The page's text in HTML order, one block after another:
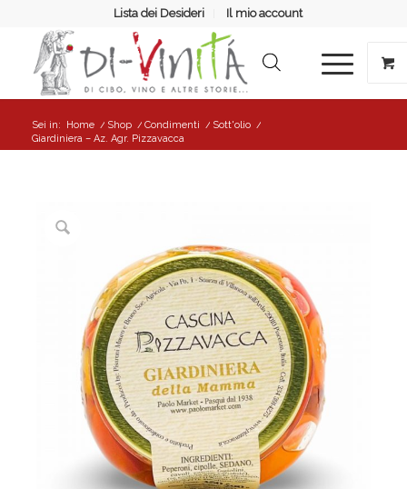
Lista dei Desideri Il mio account
Sei in: Home / Shop / Condimenti / Sott'olio /
Giardiniera – Az. Agr. Pizzavacca